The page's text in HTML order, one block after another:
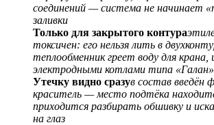
соединений — система не начинает
заливки
Только для закрытого контура
токсичен: его нельзя лить в
теплообменник греет воду для
электродными котлами типа «Галан»
Утечку видно сразув состав введён
краситель — место подтёка
приходится разбирать обшивку и
на глаз